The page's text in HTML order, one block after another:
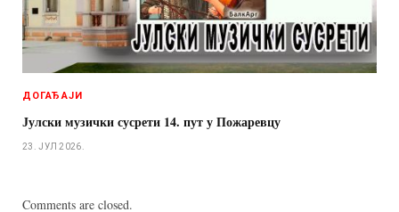
ДОГАЂАЈИ
Јулски музички сусрети 14. пут у Пожаревцу
23. ЈУЛ 2026.
Comments are closed.